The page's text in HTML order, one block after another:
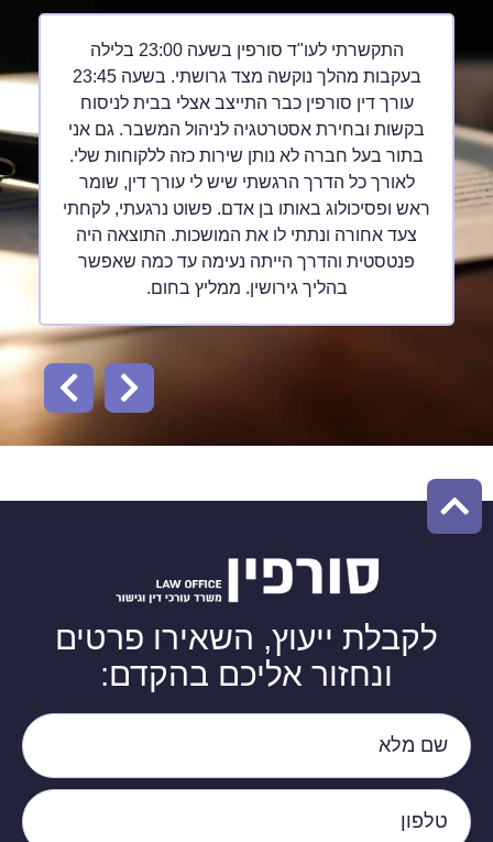
התקשרתי לעו"ד סורפין בשעה 23:00 בלילה
בעקבות מהלך נוקשה מצד גרושתי. בשעה 23:45
עורך דין סורפין כבר התייצב אצלי בבית לניסוח
בקשות ובחירת אסטרטגיה לניהול המשבר. גם אני
בתור בעל חברה לא נותן שירות כזה ללקוחות שלי.
לאורך כל הדרך הרגשתי שיש לי עורך דין, שומר
ראש ופסיכולוג באותו בן אדם. פשוט נרגעתי, לקחתי
צעד אחורה ונתתי לו את המושכות. התוצאה היה
פנטסטית והדרך הייתה נעימה עד כמה שאפשר
בהליך גירושין. ממליץ בחום.
לקבלת ייעוץ, השאירו פרטים
ונחזור אליכם בהקדם: